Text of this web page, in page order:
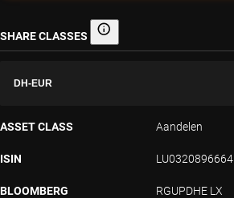
SHARE CLASSES Share classes
DH-EUR
ASSET CLASS Aandelen
ISIN LU0320896664
BLOOMBERG RGUPDHE LX